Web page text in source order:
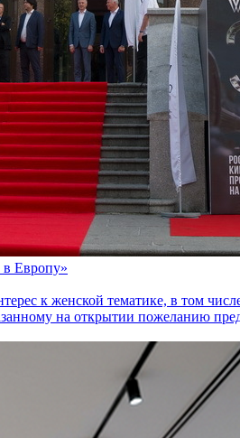
в Европу»
к женской тематике, в том
на открытии пожеланию